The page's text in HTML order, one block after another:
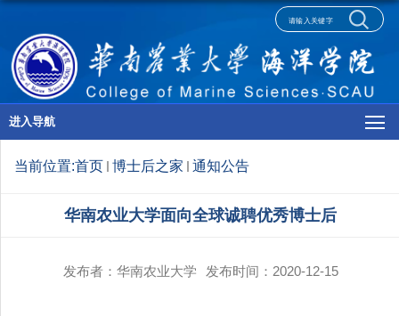
进入导航
当前位置:首页 博士后之家 通知公告
华南农业大学面向全球诚聘优秀博士后
发布者：华南农业大学 发布时间：2020-12-15